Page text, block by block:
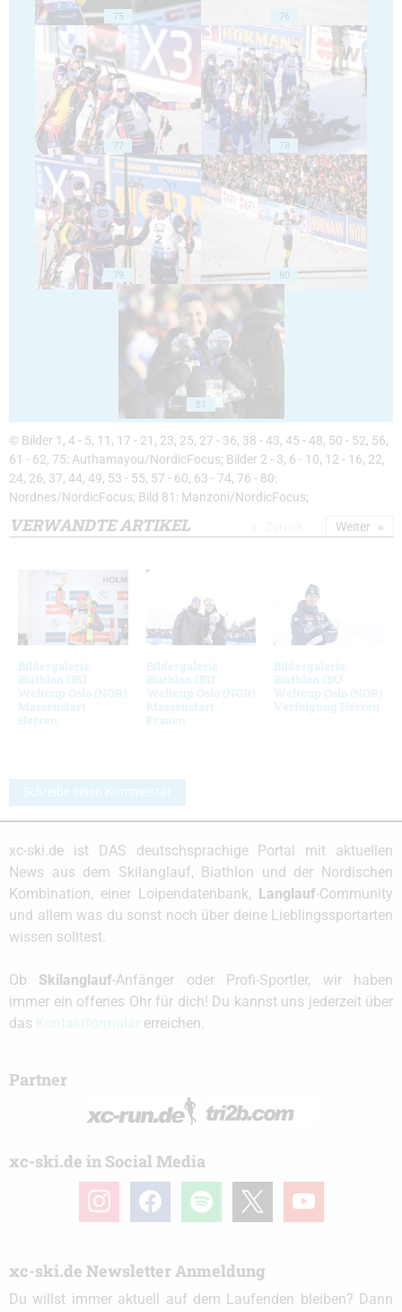
75 76
77 78
79 80
81
© Bilder 1, 4 - 5, 11, 17 - 21, 23, 25, 27 - 36, 38 - 43, 45 - 48, 50 - 52, 56,
61 - 62, 75: Authamayou/NordicFocus; Bilder 2 - 3, 6 - 10, 12 - 16, 22,
24, 26, 37, 44, 49, 53 - 55, 57 - 60, 63 - 74, 76 - 80:
Nordnes/NordicFocus; Bild 81: Manzoni/NordicFocus;
VERWANDTE ARTIKEL
Bildergalerie
Biathlon IBU
Weltcup Oslo (NOR)
Massenstart
Herren
Bildergalerie
Biathlon IBU
Weltcup Oslo (NOR)
Massenstart
Frauen
Bildergalerie
Biathlon IBU
Weltcup Oslo (NOR)
Verfolgung Herren
Weiter
Schreibe einen Kommentar
xc-ski.de ist DAS deutschsprachige Portal mit aktuellen
News aus dem Skilanglauf, Biathlon und der Nordischen
Kombination, einer Loipendatenbank,
Langlauf-Community
und allem was du sonst noch über deine Lieblingssportarten
wissen solltest.
Ob Skilanglauf-Anfänger oder Profi-Sportler, wir haben
immer ein offenes Ohr für dich! Du kannst uns jederzeit über
das
erreichen.
Partner
xc-ski.de in Social Media
instagramfacebook spotify youtube
xc-ski.de Newsletter Anmeldung
Du willst immer aktuell auf dem Laufenden bleiben? Dann